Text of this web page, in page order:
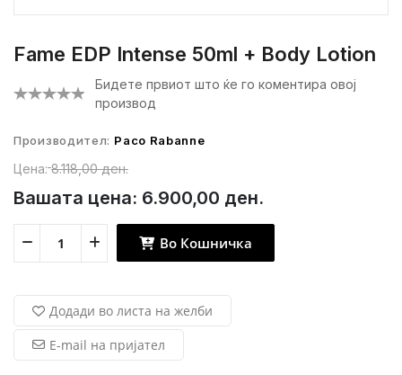
Fame EDP Intense 50ml + Body Lotion
Бидете првиот што ќе го коментира овој
производ
Производител: Paco Rabanne
Цена: 8.118,00 ден.
Вашата цена: 6.900,00 ден.
Во Кошничка
Додади во листа на желби
E-mail на пријател